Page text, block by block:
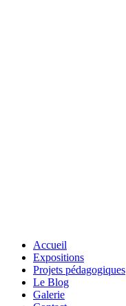
Accueil
Expositions
Projets pédagogiques
Le Blog
Galerie